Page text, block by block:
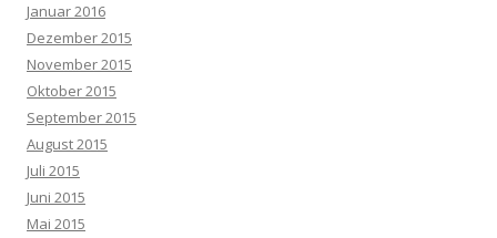
Januar 2016
Dezember 2015
November 2015
Oktober 2015
September 2015
August 2015
Juli 2015
Juni 2015
Mai 2015